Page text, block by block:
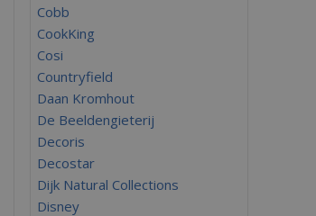
Cobb
CookKing
Cosi
Countryfield
Daan Kromhout
De Beeldengieterij
Decoris
Decostar
Dijk Natural Collections
Disney